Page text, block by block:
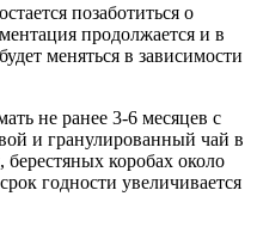
позаботиться о
продолжается и в
меняться в зависимости
не ранее 3-6 месяцев с
и гранулированный чай в
коробах около
годности увеличивается